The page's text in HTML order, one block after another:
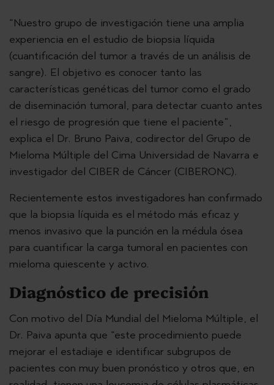
“Nuestro grupo de investigación tiene una amplia
experiencia en el estudio de biopsia líquida
(cuantificación del tumor a través de un análisis de
sangre). El objetivo es conocer tanto las
características genéticas del tumor como el grado
de diseminación tumoral, para detectar cuanto antes
el riesgo de progresión que tiene el paciente”,
explica el Dr. Bruno Paiva, codirector del Grupo de
Mieloma Múltiple del Cima Universidad de Navarra e
investigador del CIBER de Cáncer (CIBERONC).
Recientemente estos investigadores han confirmado
que la biopsia líquida es el método más eficaz y
menos invasivo que la punción en la médula ósea
para cuantificar la carga tumoral en pacientes con
mieloma quiescente y activo.
Diagnóstico de precisión
Con motivo del Día Mundial del Mieloma Múltiple, el
Dr. Paiva apunta que “este procedimiento puede
mejorar el estadiaje e identificar subgrupos de
pacientes con muy buen pronóstico y otros que, en